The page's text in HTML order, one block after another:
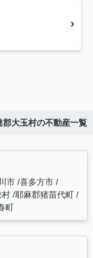
郡大玉村の不動産一覧
市 喜多方市
村 耶麻郡猪苗代町
町